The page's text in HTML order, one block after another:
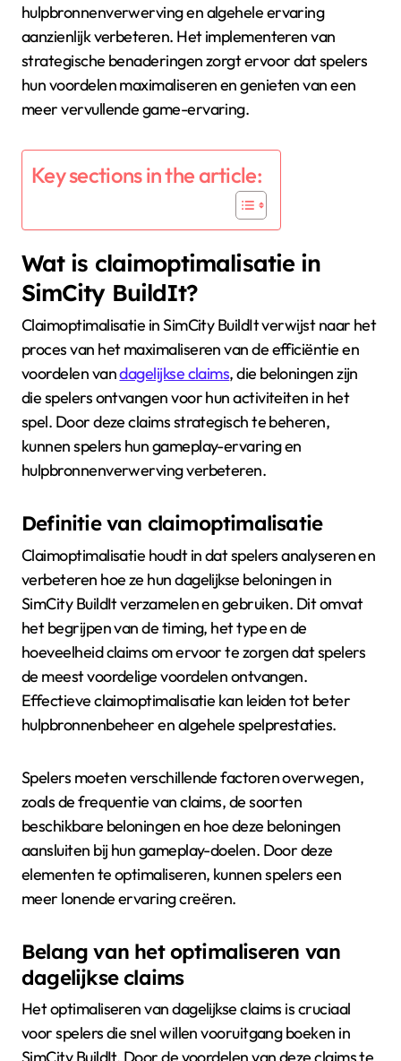
hulpbronnenverwerving en algehele ervaring
aanzienlijk verbeteren. Het implementeren van
strategische benaderingen zorgt ervoor dat spelers
hun voordelen maximaliseren en genieten van een
meer vervullende game-ervaring.
Key sections in the article:
Wat is claimoptimalisatie in
SimCity BuildIt?
Claimoptimalisatie in SimCity BuildIt verwijst naar het
proces van het maximaliseren van de efficiëntie en
voordelen vandagelijkse claims, die beloningen zijn
die spelers ontvangen voor hun activiteiten in het
spel. Door deze claims strategisch te beheren,
kunnen spelers hun gameplay-ervaring en
hulpbronnenverwerving verbeteren.
Definitie van claimoptimalisatie
Claimoptimalisatie houdt in dat spelers analyseren en
verbeteren hoe ze hun dagelijkse beloningen in
SimCity BuildIt verzamelen en gebruiken. Dit omvat
het begrijpen van de timing, het type en de
hoeveelheid claims om ervoor te zorgen dat spelers
de meest voordelige voordelen ontvangen.
Effectieve claimoptimalisatie kan leiden tot beter
hulpbronnenbeheer en algehele spelprestaties.
Spelers moeten verschillende factoren overwegen,
zoals de frequentie van claims, de soorten
beschikbare beloningen en hoe deze beloningen
aansluiten bij hun gameplay-doelen. Door deze
elementen te optimaliseren, kunnen spelers een
meer lonende ervaring creëren.
Belang van het optimaliseren van
dagelijkse claims
Het optimaliseren van dagelijkse claims is cruciaal
voor spelers die snel willen vooruitgang boeken in